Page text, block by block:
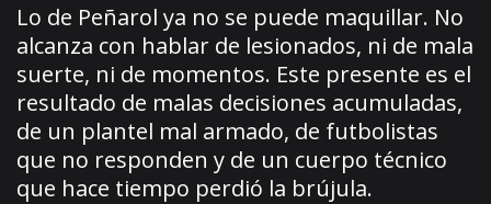
Lo de Peñarol ya no se puede maquillar. No
alcanza con hablar de lesionados, ni de mala
suerte, ni de momentos. Este presente es el
resultado de malas decisiones acumuladas,
de un plantel mal armado, de futbolistas
que no responden y de un cuerpo técnico
que hace tiempo perdió la brújula.